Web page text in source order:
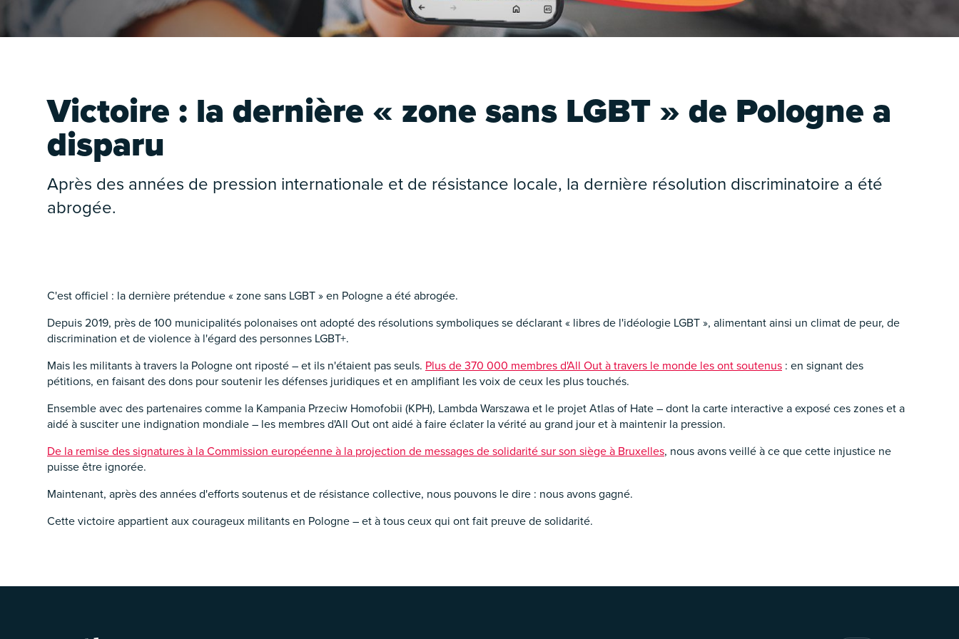
Victoire : la dernière « zone sans LGBT » de Pologne a
disparu
Après des années de pression internationale et de résistance locale, la dernière résolution discriminatoire a été
abrogée.
C'est officiel : la dernière prétendue « zone sans LGBT » en Pologne a été abrogée.
Depuis 2019, près de 100 municipalités polonaises ont adopté des résolutions symboliques se déclarant « libres de l'idéologie LGBT », alimentant ainsi un climat de peur, de
discrimination et de violence à l'égard des personnes LGBT+.
Mais les militants à travers la Pologne ont riposté – et ils n'étaient pas seuls. Plus de 370 000 membres d'All Out à travers le monde les ont soutenus : en signant des
pétitions, en faisant des dons pour soutenir les défenses juridiques et en amplifiant les voix de ceux les plus touchés.
Ensemble avec des partenaires comme la Kampania Przeciw Homofobii (KPH), Lambda Warszawa et le projet Atlas of Hate – dont la carte interactive a exposé ces zones et a
aidé à susciter une indignation mondiale – les membres d'All Out ont aidé à faire éclater la vérité au grand jour et à maintenir la pression.
De la remise des signatures à la Commission européenne à la projection de messages de solidarité sur son siège à Bruxelles, nous avons veillé à ce que cette injustice ne
puisse être ignorée.
Maintenant, après des années d'efforts soutenus et de résistance collective, nous pouvons le dire : nous avons gagné.
Cette victoire appartient aux courageux militants en Pologne – et à tous ceux qui ont fait preuve de solidarité.